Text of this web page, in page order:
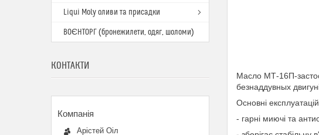
Масло МТ-16П-
безнаддувных
Основні
- гарні миючі та
Liqui Moly оливи та присадки
ВОЄНТОРГ (бронежилети, одяг, шоломи)
КОНТАКТИ
Арістей Оіл